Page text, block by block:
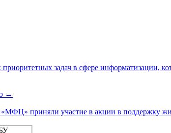
задач в сфере информатизации,
→
приняли участие в акции в поддержку